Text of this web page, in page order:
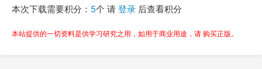
本次下载需要积分： 5个 请 登录 后查看积分
本站提供的一切资料是供学习研究之用，如用于商业用途，请 购买正版。